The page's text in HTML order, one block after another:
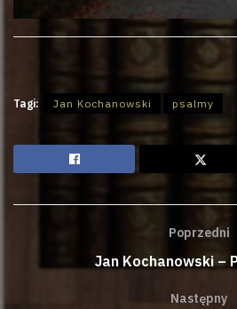
Tagi: Jan Kochanowski psalmy
Poprzedni
Jan Kochanowski –
Następny